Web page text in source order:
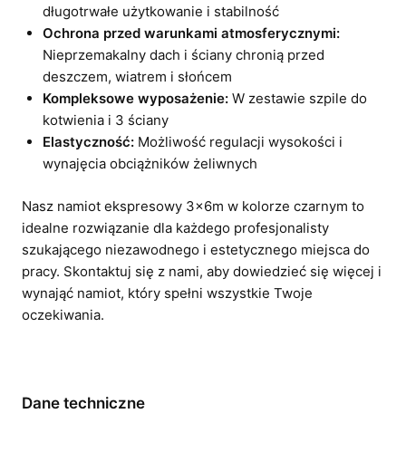
długotrwałe użytkowanie i stabilność
Ochrona przed warunkami atmosferycznymi:
Nieprzemakalny dach i ściany chronią przed
deszczem, wiatrem i słońcem
Kompleksowe wyposażenie:W zestawie szpile do
kotwienia i 3 ściany
Elastyczność:Możliwość regulacji wysokości i
wynajęcia obciążników żeliwnych
Nasz namiot ekspresowy 3x6m w kolorze czarnym to
idealne rozwiązanie dla każdego profesjonalisty
szukającego niezawodnego i estetycznego miejsca do
pracy. Skontaktuj się z nami, aby dowiedzieć się więcej i
wynająć namiot, który spełni wszystkie Twoje
oczekiwania.
Dane techniczne